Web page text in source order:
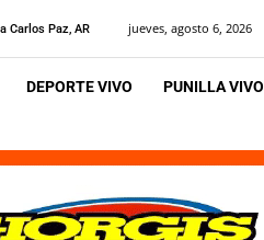
Carlos Paz, AR jueves, agosto 6, 2026
DEPORTE VIVO PUNILLA VIVO